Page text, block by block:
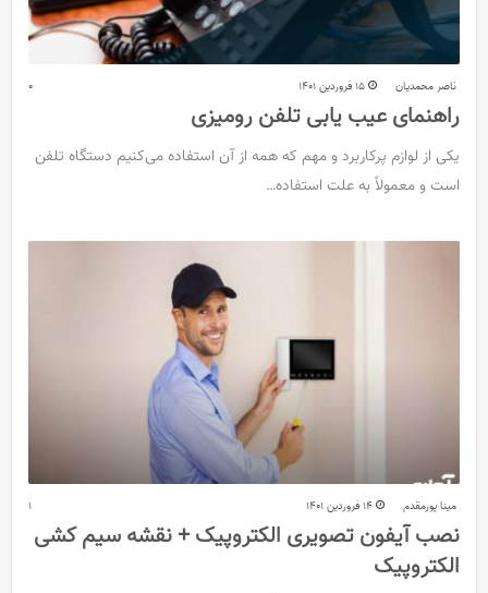
ناصر محمدیان 15 فروردین 1401 0
راهنمای عیب یابی تلفن رومیزی
یکی از لوازم پرکاربرد و مهم که همه از آن استفاده می‌کنیم دستگاه تلفن
است و معمولاً به علت استفاده…
مینا پورمقدم 14 فروردین 1401 1
نصب آیفون تصویری الکتروپیک + نقشه سیم کشی
الکتروپیک